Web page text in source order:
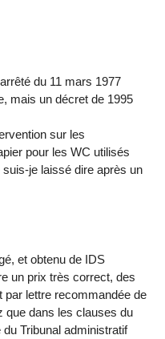
du 11 mars 1977
mais un décret de 1995
sur les
pour les WC utilisés
je laissé dire après un
et obtenu de IDS
un prix très correct, des
par lettre recommandée de
que dans les clauses du
Tribunal administratif